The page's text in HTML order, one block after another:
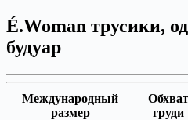
É.Woman трусики,
будуар
Международный
размер
Обхват
груди